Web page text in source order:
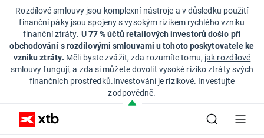
Rozdílové smlouvy jsou komplexní nástroje a v důsledku použití
finanční páky jsou spojeny s vysokým rizikem rychlého vzniku
finanční ztráty. U 77 % účtů retailových investorů došlo při
obchodování s rozdílovými smlouvami u tohoto poskytovatele ke
vzniku ztráty. Měli byste zvážit, zda rozumíte tomu, jak rozdílové
smlouvy fungují, a zda si můžete dovolit vysoké riziko ztráty svých
finančních prostředků.Investování je rizikové. Investujte
zodpovědně.